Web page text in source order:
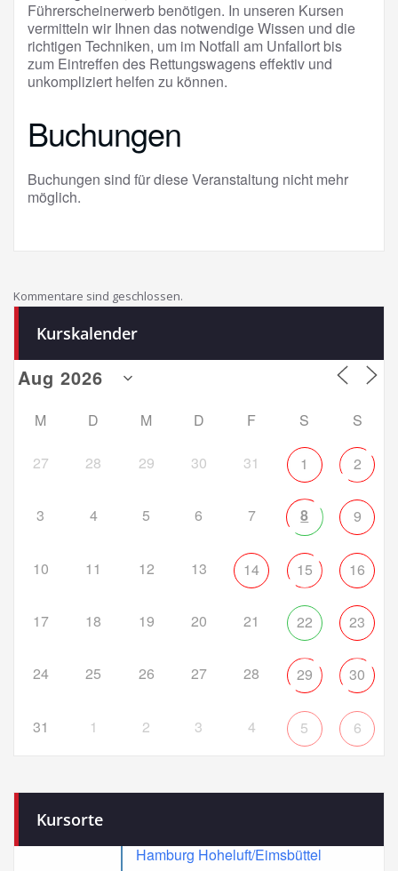
Führerscheinerwerb benötigen. In unseren Kursen
vermitteln wir Ihnen das notwendige Wissen und die
richtigen Techniken, um im Notfall am Unfallort bis
zum Eintreffen des Rettungswagens effektiv und
unkompliziert helfen zu können.
Buchungen
Buchungen sind für diese Veranstaltung nicht mehr
möglich.
Kommentare sind geschlossen.
Kurskalender
M D M D F S S
27 28 29 30 31 1 2
3 4 5 6 7 8 9
10 11 12 13 14 15 16
17 18 19 20 21 22 23
24 25 26 27 28 29 30
31 1 2 3 4 5 6
Kursorte
Hamburg Hoheluft/Eimsbüttel